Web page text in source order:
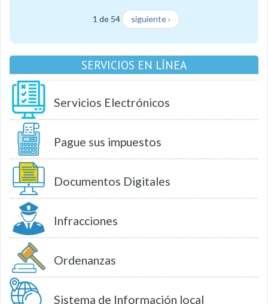
1 de 54 siguiente ›
SERVICIOS EN LÍNEA
Servicios Electrónicos
Pague sus impuestos
Documentos Digitales
Infracciones
Ordenanzas
Sistema de Información local